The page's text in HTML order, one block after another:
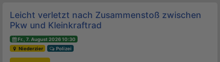
Leicht verletzt nach Zusammenstoß zwischen
Pkw und Kleinkraftrad
Fr., 7. August 2026 10:30
Niederzier
Polizei